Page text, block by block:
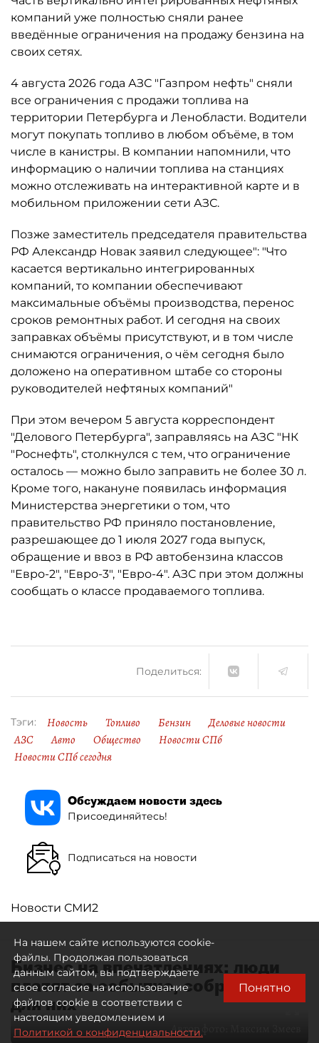
компаний уже полностью сняли ранее
введённые ограничения на продажу бензина на
своих сетях.
4 августа 2026 года АЗС "Газпром нефть" сняли
все ограничения с продажи топлива на
территории Петербурга и Ленобласти. Водители
могут покупать топливо в любом объёме, в том
числе в канистры. В компании напомнили, что
информацию о наличии топлива на станциях
можно отслеживать на интерактивной карте и в
мобильном приложении сети АЗС.
Позже заместитель председателя правительства
РФ Александр Новак заявил следующее": "Что
касается вертикально интегрированных
компаний, то компании обеспечивают
максимальные объёмы производства, перенос
сроков ремонтных работ. И сегодня на своих
заправках объёмы присутствуют, и в том числе
снимаются ограничения, о чём сегодня было
доложено на оперативном штабе со стороны
руководителей нефтяных компаний"
При этом вечером 5 августа корреспондент
"Делового Петербурга", заправляясь на АЗС "НК
"Роснефть", столкнулся с тем, что ограничение
осталось ­— можно было заправить не более 30 л.
Кроме того, накануне появилась информация
Министерства энергетики о том, что
правительство РФ приняло постановление,
разрешающее до 1 июля 2027 года выпуск,
обращение и ввоз в РФ автобензина классов
"Евро-2", "Евро-3", "Евро-4". АЗС при этом должны
сообщать о классе продаваемого топлива.
Поделиться:
Тэги: Новость Топливо Бензин
Деловые новости
АЗС
Авто Общество
Новости СПб
Новости СПб сегодня
Обсуждаем новости здесь
Присоединяйтесь!
Подписаться на новости
Новости СМИ2
Бизнес на впечатлениях: люди
платят за событие, собранное
для них
Автор фото:
На нашем сайте используются cookie-
файлы. Продолжая пользоваться
данным сайтом, вы подтверждаете
свое согласие на использование
файлов cookie в соответствии с
настоящим уведомлением и
Политикой о конфиденциальности.
Понятно